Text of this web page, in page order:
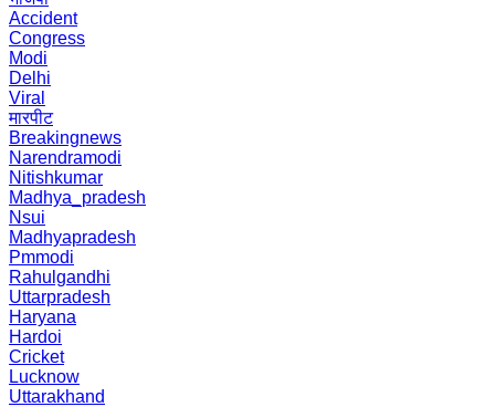
Accident
Congress
Modi
Delhi
Viral
मारपीट
Breakingnews
Narendramodi
Nitishkumar
Madhya_pradesh
Nsui
Madhyapradesh
Pmmodi
Rahulgandhi
Uttarpradesh
Haryana
Hardoi
Cricket
Lucknow
Uttarakhand